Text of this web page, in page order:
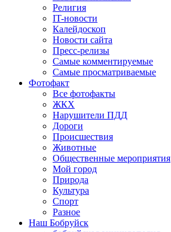
Религия
IT-новости
Калейдоскоп
Новости сайта
Пресс-релизы
Самые комментируемые
Самые просматриваемые
Фотофакт
Все фотофакты
ЖКХ
Нарушители ПДД
Дороги
Происшествия
Животные
Общественные мероприятия
Мой город
Природа
Культура
Спорт
Разное
Наш Бобруйск